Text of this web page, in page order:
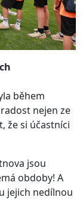
během
nejen ze
že si účastníci
jsou
obdoby! A
jejich nedílnou